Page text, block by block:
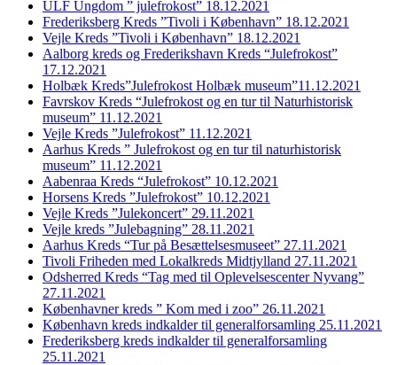
ULF Ungdom ” julefrokost” 18.12.2021
Frederiksberg Kreds ”Tivoli i København” 18.12.2021
Vejle Kreds ”Tivoli i København” 18.12.2021
Aalborg kreds og Frederikshavn Kreds “Julefrokost”
17.12.2021
Holbæk Kreds”Julefrokost Holbæk museum”11.12.2021
Favrskov Kreds “Julefrokost og en tur til Naturhistorisk
museum” 11.12.2021
Vejle Kreds ”Julefrokost” 11.12.2021
Aarhus Kreds ” Julefrokost og en tur til naturhistorisk
museum” 11.12.2021
Aabenraa Kreds “Julefrokost” 10.12.2021
Horsens Kreds ”Julefrokost” 10.12.2021
Vejle Kreds ”Julekoncert” 29.11.2021
Vejle kreds ”Julebagning” 28.11.2021
Aarhus Kreds “Tur på Besættelsesmuseet” 27.11.2021
Tivoli Friheden med Lokalkreds Midtjylland 27.11.2021
Odsherred Kreds “Tag med til Oplevelsescenter Nyvang”
27.11.2021
Københavner kreds ” Kom med i zoo” 26.11.2021
København kreds indkalder til generalforsamling 25.11.2021
Frederiksberg kreds indkalder til generalforsamling
25.11.2021